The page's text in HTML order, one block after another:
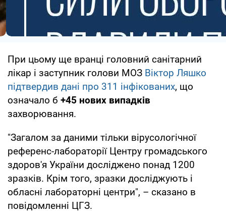
При цьому ще вранці головний санітарний
лікар і заступник голови МОЗ Віктор Ляшко
підтвердив дані про 311 інфікованих, що
означало б +45 нових випадків
захворювання.
"Загалом за даними тільки вірусологічної
референс-лабораторії Центру громадського
здоров'я України досліджено понад 1200
зразків. Крім того, зразки досліджують і
обласні лабораторні центри", – сказано в
повідомленні ЦГЗ.